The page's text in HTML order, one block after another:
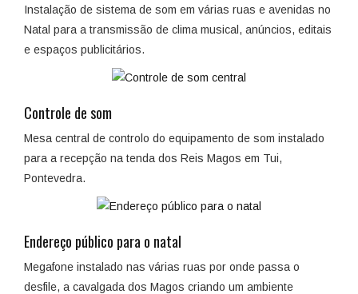
Instalação de sistema de som em várias ruas e avenidas no
Natal para a transmissão de clima musical, anúncios, editais
e espaços publicitários.
Controle de som
Mesa central de controlo do equipamento de som instalado
para a recepção na tenda dos Reis Magos em Tui,
Pontevedra.
Endereço público para o natal
Megafone instalado nas várias ruas por onde passa o
desfile, a cavalgada dos Magos criando um ambiente